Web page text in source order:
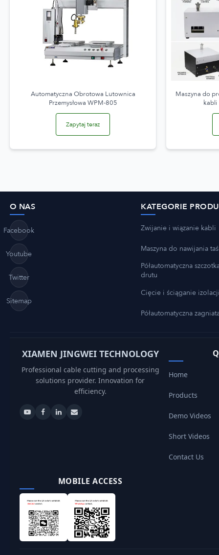
Automatyczna Obrotowa Lutownica
Przemysłowa WPM-805
Zapytaj teraz
Maszyna do
kabli
O NAS
Facebook
Youtube
Twitter
Sitemap
KATEGORIE
Zwijanie i wiązanie kabli
Maszyna do nawijania
Półautomatyczna
drutu
Cięcie i ściąganie
Półautomatyczna
XIAMEN JINGWEI TECHNOLOGY
Professional cable cutting and processing
solutions provider. Innovation for
efficiency.
Home
Products
Demo Videos
Short Videos
Contact Us
MOBILE ACCESS